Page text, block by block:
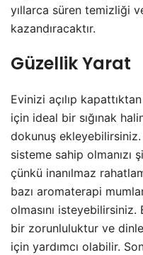
yıllarca süren temizliği
kazandıracaktır.
Güzellik Yarat
Evinizi açılıp
için ideal bir sığınak
dokunuş
sisteme sahip olmanızı
çünkü inanılmaz
bazı aromaterapi
olmasını
bir zorunluluktur ve
için yardımcı olabilir.